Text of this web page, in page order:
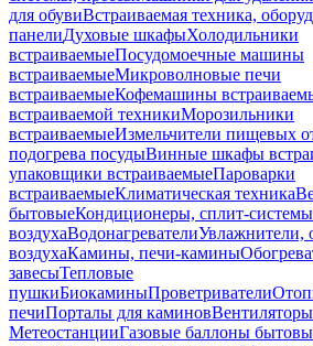
для обувиВстраиваемая техника,
панелиДуховые шкафыХолодильники
встраиваемыеПосудомоечные машины
встраиваемыеМикроволновые печи
встраиваемыеКофемашины
встраиваемой техникиМорозильники
встраиваемыеИзмельчители пищевых
подогрева посудыВинные шкафы
упаковщики встраиваемыеПароварки
встраиваемыеКлиматическая техника
бытовыеКондиционеры, сплит-системы
воздухаВодонагревателиУвлажнители,
воздухаКамины, печи-камины
завесыТепловые
пушкиБиокаминыПроветриватели
печиПорталы для каминов
МетеостанцииГазовые баллоны